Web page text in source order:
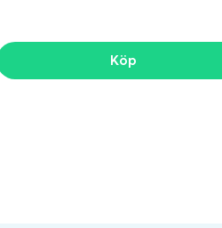
Köp